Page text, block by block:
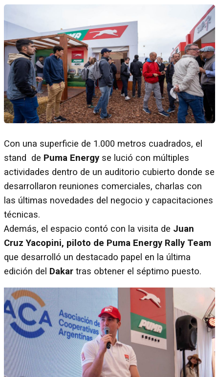
Con una superficie de 1.000 metros cuadrados, el
stand de Puma Energy se lució con múltiples
actividades dentro de un auditorio cubierto donde se
desarrollaron reuniones comerciales, charlas con
las últimas novedades del negocio y capacitaciones
técnicas.
Además, el espacio contó con la visita de Juan
Cruz Yacopini, piloto de Puma Energy Rally Team
que desarrolló un destacado papel en la última
edición del Dakar tras obtener el séptimo puesto.